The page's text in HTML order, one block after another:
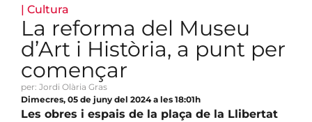
| Cultura
La reforma del Museu
d’Art i Història, a punt per
començar
per: Jordi Olària Gras
Dimecres, 05 de juny del 2024 a les 18:01h
Les obres i espais de la plaça de la Llibertat